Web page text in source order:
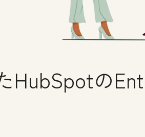
HubSpotの